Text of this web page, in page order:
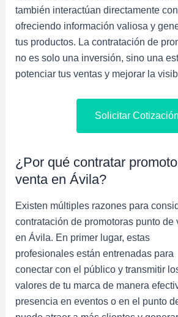
también interactúan directamente
ofreciendo información valiosa y
tus productos. La contratación de
no es solo una inversión, sino una
potenciar tus ventas y mejorar la
Solicitar Cotización
¿Por qué contratar
venta en Ávila?
Existen múltiples razones para
contratación de promotoras punto de
en Ávila. En primer lugar, estas
profesionales están entrenadas para
conectar con el público y transmitir
valores de tu marca de manera
presencia en eventos o en el punto